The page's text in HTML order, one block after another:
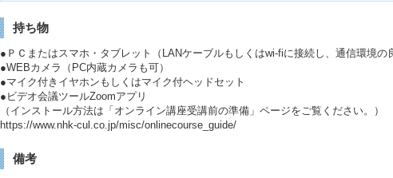
持ち物
●ＰＣまたはスマホ・タブレット（LANケーブルもしくはwi-fiに接続し、通信環境の
●WEBカメラ（PC内蔵カメラも可）
●マイク付きイヤホンもしくはマイク付ヘッドセット
●ビデオ会議ツールZoomアプリ
（インストール方法は「オンライン講座受講前の準備」ページをご覧ください。）
https://www.nhk-cul.co.jp/misc/onlinecourse_guide/
備考